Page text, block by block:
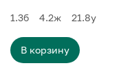
1.3б 4.2ж 21.8у
В корзину